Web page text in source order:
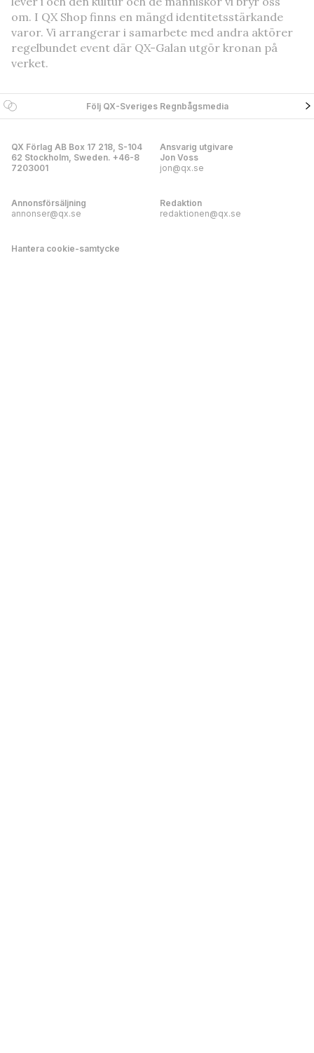
om. I QX Shop finns en mängd identitetsstärkande
varor. Vi arrangerar i samarbete med andra aktörer
regelbundet event där QX-Galan utgör kronan på
verket.
Följ QX-Sveriges Regnbågsmedia
QX Förlag AB Box 17 218, S-104
62 Stockholm, Sweden. +46-8
7203001
Ansvarig utgivare
Jon Voss
jon@qx.se
Annonsförsäljning
annonser@qx.se
Redaktion
redaktionen@qx.se
Hantera cookie-samtycke